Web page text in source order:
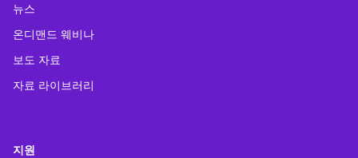
뉴스
온디맨드 웨비나
보도 자료
자료 라이브러리
지원